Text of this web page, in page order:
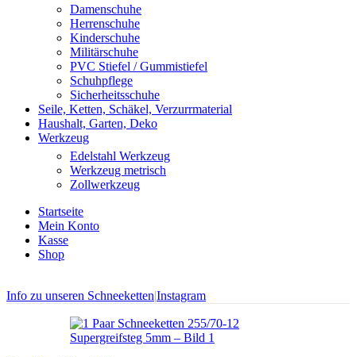
Damenschuhe
Herrenschuhe
Kinderschuhe
Militärschuhe
PVC Stiefel / Gummistiefel
Schuhpflege
Sicherheitsschuhe
Seile, Ketten, Schäkel, Verzurrmaterial
Haushalt, Garten, Deko
Werkzeug
Edelstahl Werkzeug
Werkzeug metrisch
Zollwerkzeug
Startseite
Mein Konto
Kasse
Shop
Info zu unseren Schneeketten|Instagram